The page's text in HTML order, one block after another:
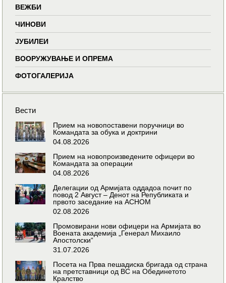
ВЕЖБИ
ЧИНОВИ
ЈУБИЛЕИ
ВООРУЖУВАЊЕ И ОПРЕМА
ФОТОГАЛЕРИЈА
Вести
Прием на новопоставени поручници во
Командата за обука и доктрини
04.08.2026
Прием на новопроизведените офицери во
Командата за операции
04.08.2026
Делегации од Армијата оддадоа почит по
повод 2 Август – Денот на Републиката и
првото заседание на АСНОМ
02.08.2026
Промовирани нови офицери на Армијата во
Воената академија „Генерал Михаило
Апостолски“
31.07.2026
Посета на Прва пешадиска бригада од страна
на претставници од ВС на Обединетото
Кралство